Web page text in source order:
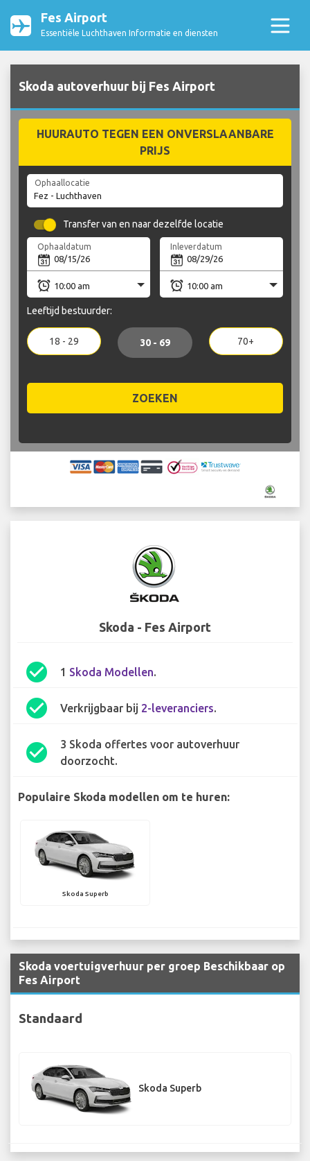
Fes Airport
Essentiële Luchthaven Informatie en diensten
Skoda autoverhuur bij Fes Airport
HUURAUTO TEGEN EEN ONVERSLAANBARE
PRIJS
Ophaallocatie
Transfer van en naar dezelfde locatie
Ophaaldatum Inleverdatum
Leeftijd bestuurder:
18 - 29 30 - 69 70+
ZOEKEN
Skoda - Fes Airport
check_circle 1 Skoda Modellen.
check_circle Verkrijgbaar bij 2-leveranciers.
check_circle
3 Skoda offertes voor autoverhuur
doorzocht.
Populaire Skoda modellen om te huren:
Skoda Superb
Skoda voertuigverhuur per groep Beschikbaar op
Fes Airport
Standaard
Skoda Superb